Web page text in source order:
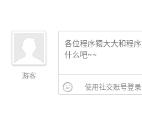
游客
使用社交账号登录